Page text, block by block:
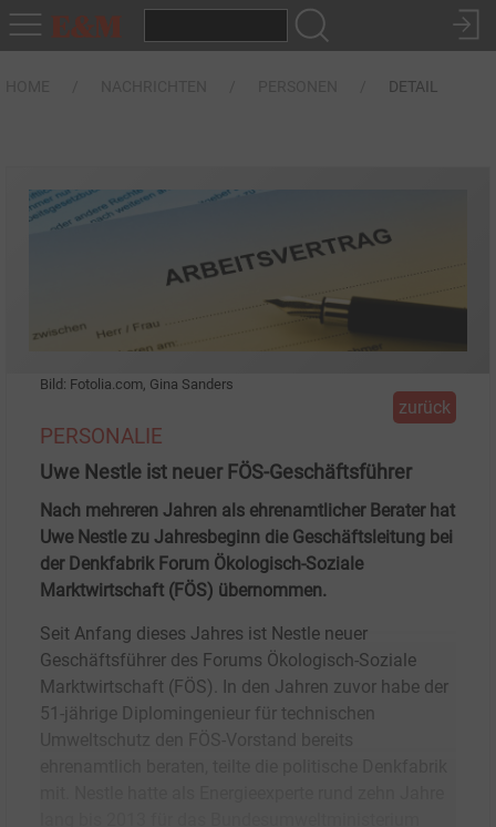
DETAIL
Bild: Fotolia.com, Gina Sanders
zurück
PERSONALIE
Uwe Nestle ist neuer FÖS-Geschäftsführer
Nach mehreren Jahren als ehrenamtlicher Berater hat
Uwe Nestle zu Jahresbeginn die Geschäftsleitung bei
der Denkfabrik Forum Ökologisch-Soziale
Marktwirtschaft (FÖS) übernommen.
Seit Anfang dieses Jahres ist Nestle neuer
Geschäftsführer des Forums Ökologisch-Soziale
Marktwirtschaft (FÖS). In den Jahren zuvor habe der
51-jährige Diplomingenieur für technischen
Umweltschutz den FÖS-Vorstand bereits